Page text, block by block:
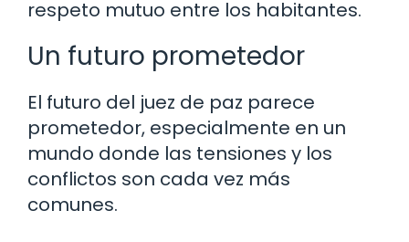
respeto mutuo entre los habitantes.
Un futuro prometedor
El futuro del juez de paz parece
prometedor, especialmente en un
mundo donde las tensiones y los
conflictos son cada vez más
comunes.